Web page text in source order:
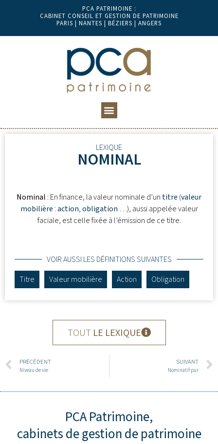
PCA PATRIMOINE :
CABINET CONSEIL ET GESTION DE PATRIMOINE
PARIS | NANTES | BÉZIERS | ANGERS
LEXIQUE
NOMINAL
Nominal : En finance, la valeur nominale d’un titre (valeur
mobilière :action,obligation …), aussi appelée valeur
faciale, est celle fixée à l’émission de ce titre.
VOIR AUSSI LES DÉFINITIONS SUIVANTES
Titre
Valeur mobilière Action Obligation
TOUT LE LEXIQUE
PRÉCÉDENT
Niveau de vie
SUIVANT
Nominatif pur
PCA Patrimoine,
cabinets de gestion de patrimoine